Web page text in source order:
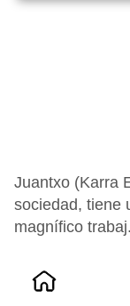
Juantxo (Karra
sociedad, tiene
magnífico